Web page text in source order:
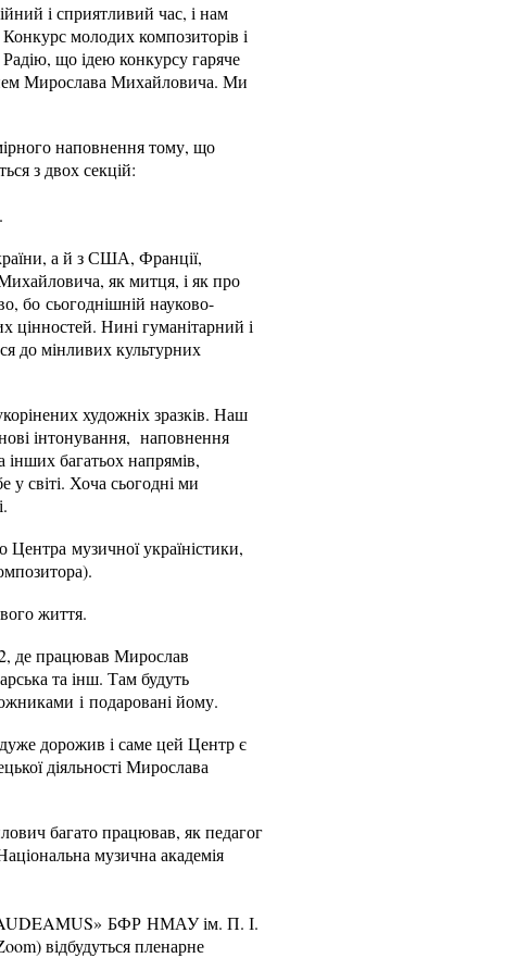
і сприятливий час, і нам
молодих композиторів і
що ідею конкурсу гаряче
Мирослава Михайловича. Ми
наповнення тому, що
з двох секцій:
а й з США, Франції,
як митця, і як про
бо сьогоднішній науково-
цінностей. Нині гуманітарний і
до мінливих культурних
художніх зразків. Наш
інтонування, наповнення
багатьох напрямів,
у світі. Хоча сьогодні ми
Центра музичної україністики,
життя.
де працював Мирослав
та інш. Там будуть
і подаровані йому.
дорожив і саме цей Центр є
діяльності Мирослава
багато працював, як педагог
музична академія
БФР НМАУ ім. П. І.
відбудуться пленарне